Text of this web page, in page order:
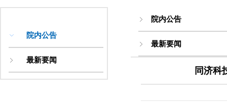
院内公告
最新要闻
院内公告
最新要闻
同济科